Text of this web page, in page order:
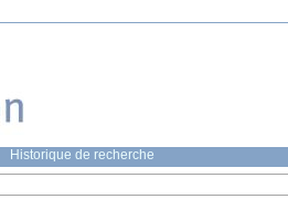
Historique de recherche